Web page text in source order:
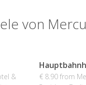
von
&
€ 8.90 from